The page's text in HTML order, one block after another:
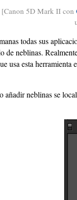
[Canon 5D Mark II con
todas sus
neblinas.
usa esta herramienta
neblinas se